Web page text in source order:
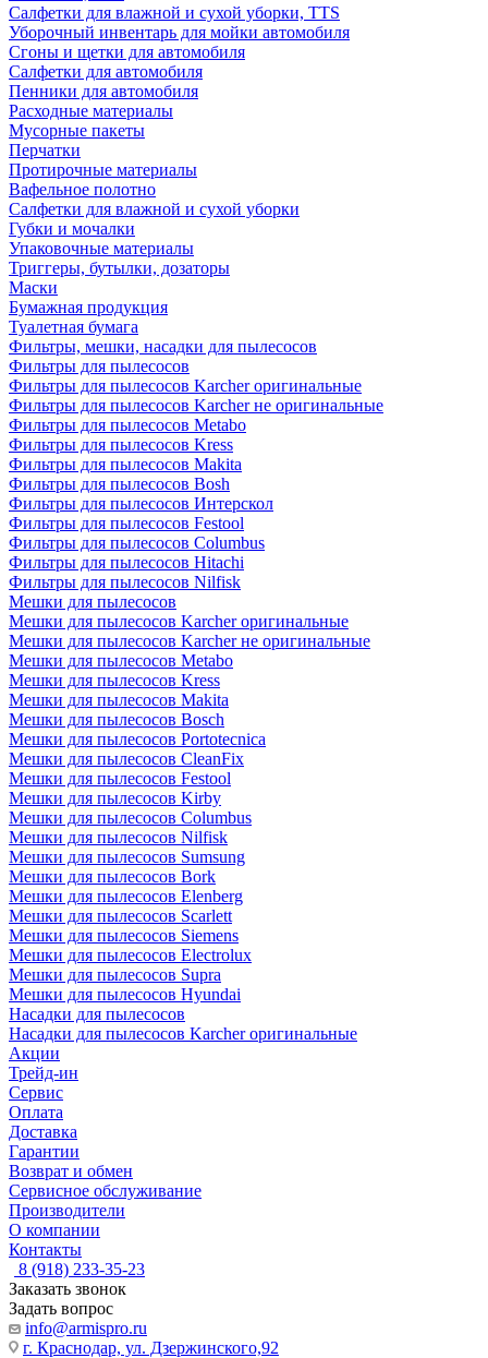
Салфетки для влажной и сухой уборки, TTS
Уборочный инвентарь для мойки автомобиля
Сгоны и щетки для автомобиля
Салфетки для автомобиля
Пенники для автомобиля
Расходные материалы
Мусорные пакеты
Перчатки
Протирочные материалы
Вафельное полотно
Салфетки для влажной и сухой уборки
Губки и мочалки
Упаковочные материалы
Триггеры, бутылки, дозаторы
Маски
Бумажная продукция
Туалетная бумага
Фильтры, мешки, насадки для пылесосов
Фильтры для пылесосов
Фильтры для пылесосов Karcher оригинальные
Фильтры для пылесосов Karcher не оригинальные
Фильтры для пылесосов Metabo
Фильтры для пылесосов Kress
Фильтры для пылесосов Makita
Фильтры для пылесосов Bosh
Фильтры для пылесосов Интерскол
Фильтры для пылесосов Festool
Фильтры для пылесосов Columbus
Фильтры для пылесосов Hitachi
Фильтры для пылесосов Nilfisk
Мешки для пылесосов
Мешки для пылесосов Karcher оригинальные
Мешки для пылесосов Karcher не оригинальные
Мешки для пылесосов Metabo
Мешки для пылесосов Kress
Мешки для пылесосов Makita
Мешки для пылесосов Bosch
Мешки для пылесосов Portotecnica
Мешки для пылесосов CleanFix
Мешки для пылесосов Festool
Мешки для пылесосов Kirby
Мешки для пылесосов Columbus
Мешки для пылесосов Nilfisk
Мешки для пылесосов Sumsung
Мешки для пылесосов Bork
Мешки для пылесосов Elenberg
Мешки для пылесосов Scarlett
Мешки для пылесосов Siemens
Мешки для пылесосов Electrolux
Мешки для пылесосов Supra
Мешки для пылесосов Hyundai
Насадки для пылесосов
Насадки для пылесосов Karcher оригинальные
Акции
Трейд-ин
Сервис
Оплата
Доставка
Гарантии
Возврат и обмен
Сервисное обслуживание
Производители
О компании
Контакты
8 (918) 233-35-23
Заказать звонок
Задать вопрос
info@armispro.ru
г. Краснодар, ул. Дзержинского,92